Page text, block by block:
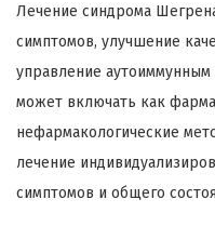
Лечение синдрома
симптомов, улучшение
управление
может включать как
нефармакологические
лечение
симптомов и общего